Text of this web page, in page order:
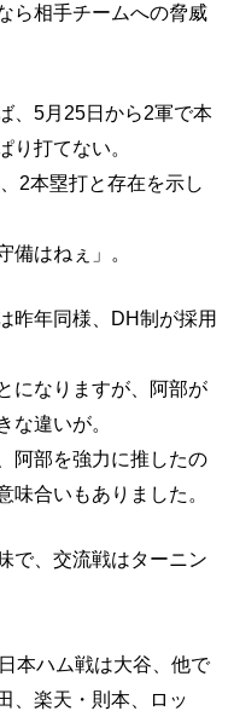
ら相手チームへの脅威
、5月25日から2軍で本
り打てない。
2本塁打と存在を示し
備はねぇ」。
昨年同様、DH制が採用
になりますが、阿部が
な違いが。
阿部を強力に推したの
味合いもありました。
で、交流戦はターニン
本ハム戦は大谷、他で
、楽天・則本、ロッ